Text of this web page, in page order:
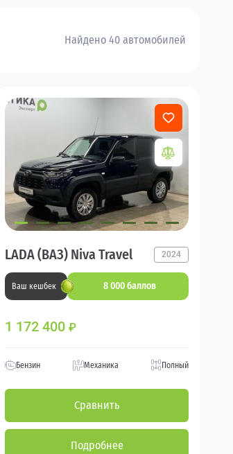
Найдено 40 автомобилей
LADA (ВАЗ) Niva Travel 2024
Ваш кешбек 8 000 баллов
1 172 400 ₽
Бензин Механика Полный
Сравнить
Подробнее